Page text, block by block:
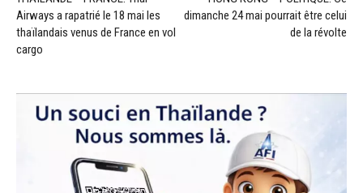
Airways a rapatrié le 18 mai les
thaïlandais venus de France en vol
cargo
dimanche 24 mai pourrait être celui
de la révolte